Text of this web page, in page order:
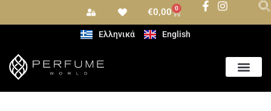
€0,00 0
Ελληνικά English